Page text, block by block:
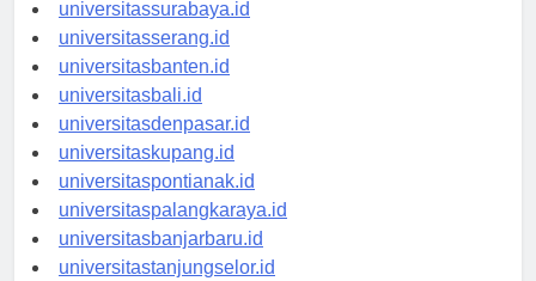
universitassurabaya.id
universitasserang.id
universitasbanten.id
universitasbali.id
universitasdenpasar.id
universitaskupang.id
universitaspontianak.id
universitaspalangkaraya.id
universitasbanjarbaru.id
universitastanjungselor.id